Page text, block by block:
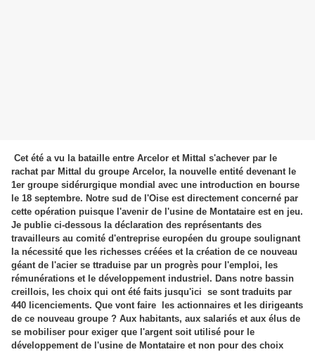
Cet été a vu la bataille entre Arcelor et Mittal s'achever par le
rachat par Mittal du groupe Arcelor, la nouvelle entité devenant le
1er groupe sidérurgique mondial avec une introduction en bourse
le 18 septembre. Notre sud de l'Oise est directement concerné par
cette opération puisque l'avenir de l'usine de Montataire est en jeu.
Je publie ci-dessous la déclaration des représentants des
travailleurs au comité d'entreprise européen du groupe soulignant
la nécessité que les richesses créées et la création de ce nouveau
géant de l'acier se ttraduise par un progrès pour l'emploi, les
rémunérations et le développement industriel. Dans notre bassin
creillois, les choix qui ont été faits jusqu'ici se sont traduits par
440 licenciements. Que vont faire les actionnaires et les dirigeants
de ce nouveau groupe ? Aux habitants, aux salariés et aux élus de
se mobiliser pour exiger que l'argent soit utilisé pour le
développement de l'usine de Montataire et non pour des choix